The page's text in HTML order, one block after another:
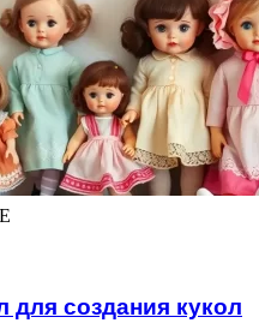
для создания кукол